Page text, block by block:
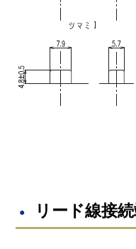
リード線接